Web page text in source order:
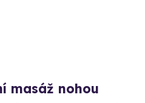
masáž nohou